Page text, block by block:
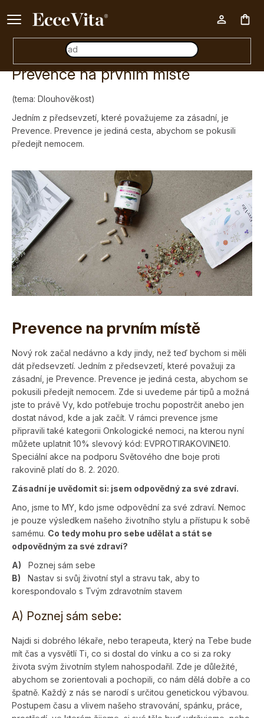
Ke každému nákupu nad 500 Kč dárek zdarma 📦
Prevence na prvním místě
(tema: Dlouhověkost)
Jedním z předsevzetí, které považujeme za zásadní, je
Prevence. Prevence je jediná cesta, abychom se pokusili
předejít nemocem.
Prevence na prvním místě
Nový rok začal nedávno a kdy jindy, než teď bychom si měli
dát předsevzetí. Jedním z předsevzetí, které považuji za
zásadní, je Prevence. Prevence je jediná cesta, abychom se
pokusili předejít nemocem. Zde si uvedeme pár tipů a možná
jste to právě Vy, kdo potřebuje trochu popostrčit anebo jen
dostat návod, kde a jak začít. V rámci prevence jsme
připravili také kategorii Onko­logické nemoci, na kterou nyní
můžete uplatnit 10% slevový kód: EVPROTIRAKOVINE10.
Speciální akce na podporu Světového dne boje proti
rakovině platí do 8. 2. 2020.
Zásadní je uvědomit si: jsem odpovědný za své zdraví.
Ano, jsme to MY, kdo jsme odpovědní za své zdraví. Nemoc
je pouze výsledkem našeho životního stylu a přístupu k sobě
samému. Co tedy mohu pro sebe udělat a stát se
odpovědným za své zdraví?
A) Poznej sám sebe
B) Nastav si svůj životní styl a stravu tak, aby to
korespondovalo s Tvým zdravotním stavem
A) Poznej sám sebe:
Najdi si dobrého lékaře, nebo terapeuta, který na Tebe bude
mít čas a vysvětlí Ti, co si dostal do vínku a co si za roky
života svým životním stylem nahospodařil. Zde je důležité,
abychom se zorientovali a pochopili, co nám dělá dobře a co
špatně. Každý z nás se narodí s určitou genetickou výbavou.
Postupem času a vlivem našeho stravování, spánku, práce,